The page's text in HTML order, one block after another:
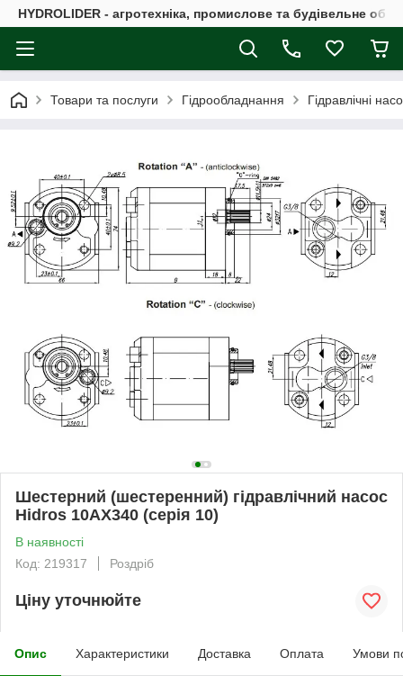
HYDROLIDER - агротехніка, промислове та будівельне
Товари та послуги Гідрообладнання Гідравлічні
Шестерний (шестеренний) гідравлічний насос
Hidros 10АХ340 (серія 10)
В наявності
Код: 219317
Роздріб
Ціну уточнюйте
Опис Характеристики Доставка Оплата Умови